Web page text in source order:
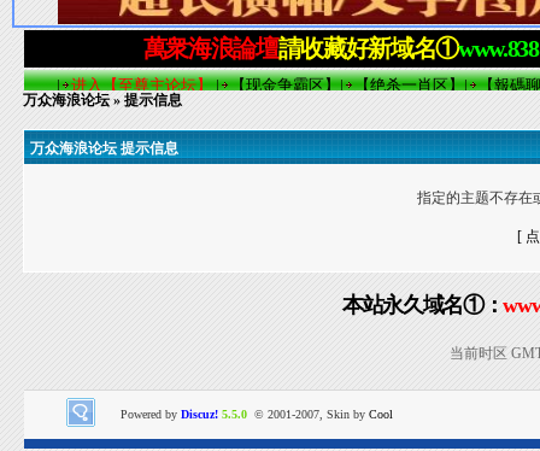
万众海浪论坛 » 提示信息
万众海浪论坛 提示信息
指定的主题不存在
[
本站永久域名①：
当前时区
Powered by Discuz! 5.5.0 © 2001-2007, Skin by Cool